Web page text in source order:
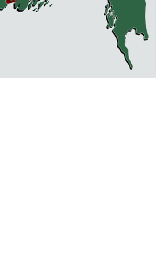
বারহাট্টায় ৪৫টি ভারতীয় টায়ার জব্দ,
মোহনগঞ্জ স্বাস্থ্য কমপ্লেক্সের আউটডোর